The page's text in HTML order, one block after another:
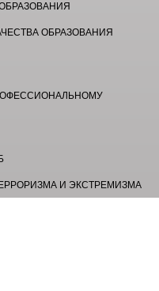
ОБРАЗОВАНИЯ
И ЭКСТРЕМИЗМА